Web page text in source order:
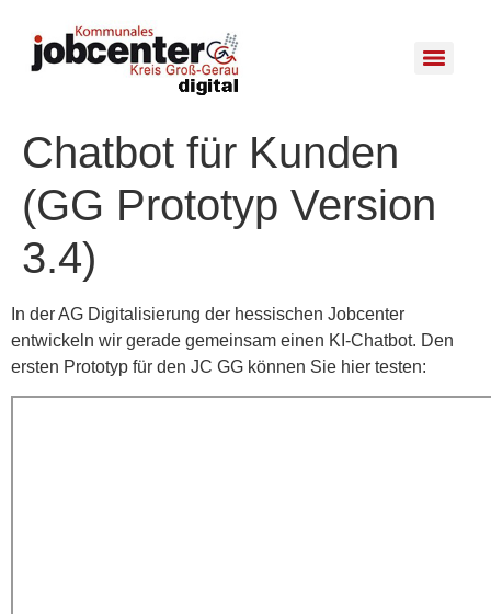
Chatbot für Kunden
(GG Prototyp Version
3.4)
In der AG Digitalisierung der hessischen Jobcenter
entwickeln wir gerade gemeinsam einen KI-Chatbot. Den
ersten Prototyp für den JC GG können Sie hier testen: